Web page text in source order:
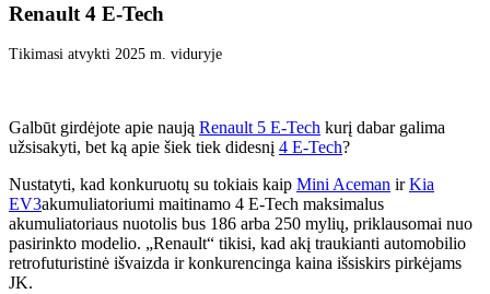
Renault 4 E-Tech
Tikimasi atvykti 2025 m. viduryje
Galbūt girdėjote apie naują Renault 5 E-Tech kurį dabar galima
užsisakyti, bet ką apie šiek tiek didesnį 4 E-Tech?
Nustatyti, kad konkuruotų su tokiais kaip Mini Aceman irKia
EV3akumuliatoriumi maitinamo 4 E-Tech maksimalus
akumuliatoriaus nuotolis bus 186 arba 250 mylių, priklausomai nuo
pasirinkto modelio. „Renault“ tikisi, kad akį traukianti automobilio
retrofuturistinė išvaizda ir konkurencinga kaina išsiskirs pirkėjams
JK.